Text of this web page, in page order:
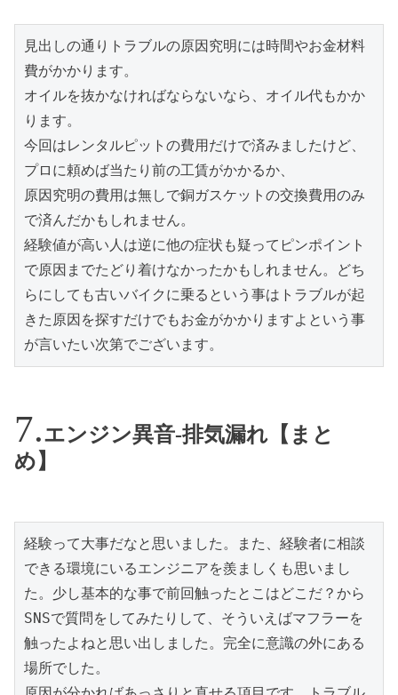
見出しの通りトラブルの原因究明には時間やお金材料
費がかかります。
オイルを抜かなければならないなら、オイル代もかか
ります。
今回はレンタルピットの費用だけで済みましたけど、
プロに頼めば当たり前の工賃がかかるか、
原因究明の費用は無しで銅ガスケットの交換費用のみ
で済んだかもしれません。
経験値が高い人は逆に他の症状も疑ってピンポイント
で原因までたどり着けなかったかもしれません。どち
らにしても古いバイクに乗るという事はトラブルが起
きた原因を探すだけでもお金がかかりますよという事
が言いたい次第でございます。
エンジン異音-排気漏れ【まと
め】
経験って大事だなと思いました。また、経験者に相談
できる環境にいるエンジニアを羨ましくも思いまし
た。少し基本的な事で前回触ったとこはどこだ？から
SNSで質問をしてみたりして、そういえばマフラーを
触ったよねと思い出しました。完全に意識の外にある
場所でした。